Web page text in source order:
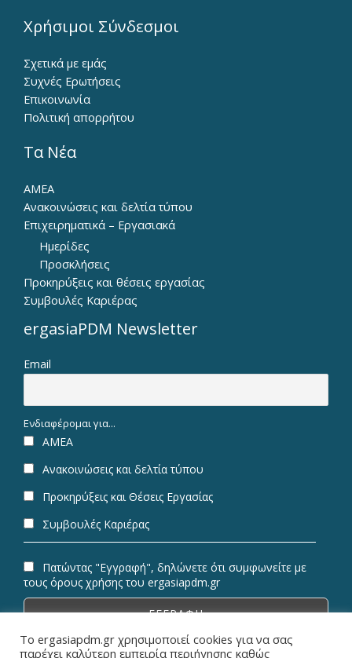
Χρήσιμοι Σύνδεσμοι
Σχετικά με εμάς
Συχνές Ερωτήσεις
Επικοινωνία
Πολιτική απορρήτου
Τα Νέα
ΑΜΕΑ
Ανακοινώσεις και δελτία τύπου
Επιχειρηματικά – Εργασιακά
Ημερίδες
Προσκλήσεις
Προκηρύξεις και θέσεις εργασίας
Συμβουλές Καριέρας
ergasiaPDM Newsletter
Email
Ενδιαφέρομαι για...
ΑΜΕΑ
Ανακοινώσεις και δελτία τύπου
Προκηρύξεις και Θέσεις Εργασίας
Συμβουλές Καριέρας
Πατώντας "Εγγραφή", δηλώνετε ότι συμφωνείτε με
τους όρους χρήσης του ergasiapdm.gr
Το ergasiapdm.gr χρησιμοποιεί cookies για να σας
παρέχει καλύτερη εμπειρία περιήγησης καθώς